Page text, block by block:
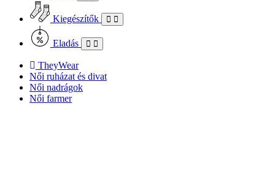
Kiegészítők
Eladás
TheyWear
Női ruházat és divat
Női nadrágok
Női farmer